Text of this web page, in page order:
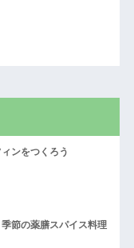
ンをつくろう
節の薬膳スパイス料理